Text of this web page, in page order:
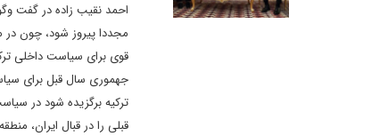
احمد نقیب زاده در گفت
مجددا پیروز شود، چون در
قوی برای سیاست داخلی
جهموری سال قبل برای
ترکیه برگزیده شود در
قبلی را در قبال ایران،